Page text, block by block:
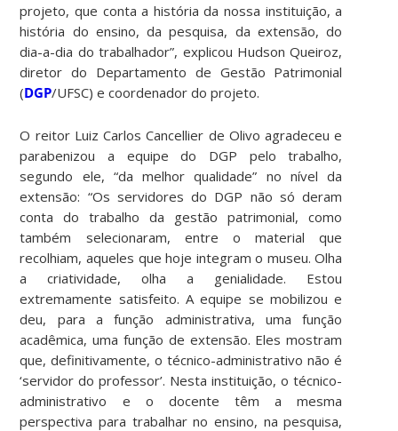
projeto, que conta a história da nossa instituição, a
história do ensino, da pesquisa, da extensão, do
dia-a-dia do trabalhador”, explicou Hudson Queiroz,
diretor do Departamento de Gestão Patrimonial
(DGP/UFSC) e coordenador do projeto.
O reitor Luiz Carlos Cancellier de Olivo agradeceu e
parabenizou a equipe do DGP pelo trabalho,
segundo ele, “da melhor qualidade” no nível da
extensão: “Os servidores do DGP não só deram
conta do trabalho da gestão patrimonial, como
também selecionaram, entre o material que
recolhiam, aqueles que hoje integram o museu. Olha
a criatividade, olha a genialidade. Estou
extremamente satisfeito. A equipe se mobilizou e
deu, para a função administrativa, uma função
acadêmica, uma função de extensão. Eles mostram
que, definitivamente, o técnico-administrativo não é
‘servidor do professor’. Nesta instituição, o técnico-
administrativo e o docente têm a mesma
perspectiva para trabalhar no ensino, na pesquisa,